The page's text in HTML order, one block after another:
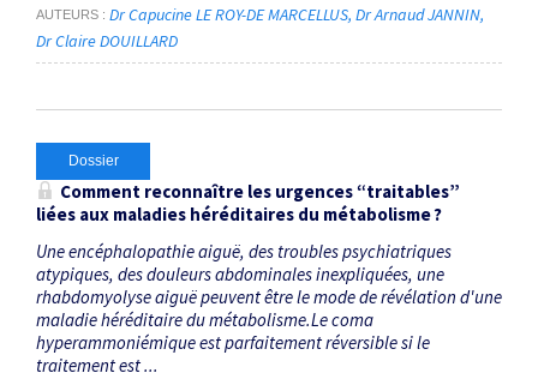
AUTEURS Dr Capucine LE ROY-DE MARCELLUS Dr Arnaud JANNIN
Dr Claire DOUILLARD
Dossier
Comment reconnaître les urgences ­“traitables”
liées aux maladies ­héréditaires du métabolisme ?
Une encéphalopathie aiguë, des troubles psychiatriques
atypiques, des douleurs abdominales inexpliquées, une
rhabdomyolyse aiguë peuvent être le mode de révélation d'une
maladie héréditaire du métabolisme.Le coma
hyperammoniémique est parfaitement réversible si le
traitement est ...